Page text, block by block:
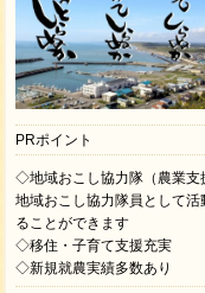
PRポイント
◇地域おこし協力隊（農業支
地域おこし協力隊員として
ることができます
◇移住・子育て支援充実
◇新規就農実績多数あり